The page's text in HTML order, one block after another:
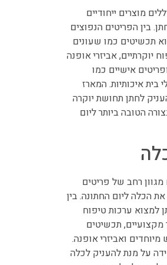
מוצרים ייחודיים
בין הפריטים הנפוצים
תכשיטים כמו שעונים
אביזרי אופנה
אישיים כמו
איכותיות. המארז
לחתן תחושת יוקרה
הטובה ביותר ליום
רחב של פריטים
הכלה ליום החתונה. בין
ערכות טיפוח
תכשיטים
ואביזרי אופנה.
על מנת להעניק לכלה